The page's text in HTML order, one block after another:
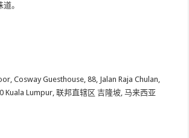
。
Cosway Guesthouse, 88, Jalan Raja Chulan,
Kuala Lumpur, 联邦直辖区 吉隆坡, 马来西亚